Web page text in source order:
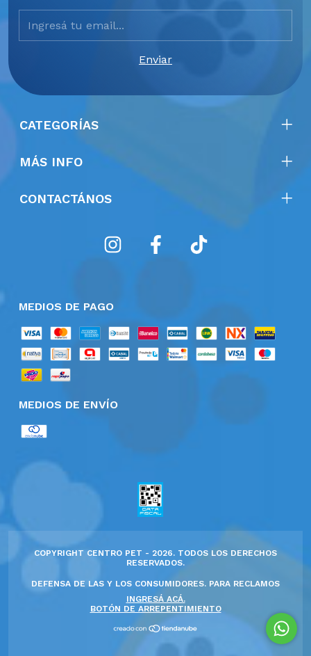
CATEGORÍAS
MÁS INFO
CONTACTÁNOS
MEDIOS DE PAGO
MEDIOS DE ENVÍO
COPYRIGHT CENTRO PET - 2026. TODOS LOS DERECHOS
RESERVADOS.
DEFENSA DE LAS Y LOS CONSUMIDORES. PARA RECLAMOS
INGRESÁ ACÁ.
BOTÓN DE ARREPENTIMIENTO